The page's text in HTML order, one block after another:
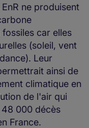
ne produisent
car elles
(soleil, vent
Leur
ainsi de
climatique en
de l'air qui
000 décès
France.